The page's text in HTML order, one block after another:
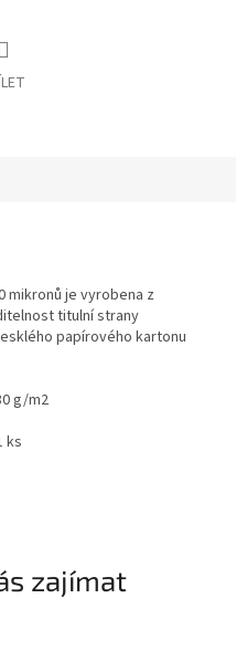
mikronů je vyrobena z
titulní strany
papírového kartonu
g/m2
ks
zajímat